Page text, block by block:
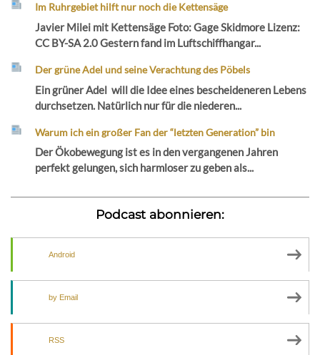
Im Ruhrgebiet hilft nur noch die Kettensäge
Javier Milei mit Kettensäge Foto: Gage Skidmore Lizenz:
CC BY-SA 2.0 Gestern fand im Luftschiffhangar...
Der grüne Adel und seine Verachtung des Pöbels
Ein grüner Adel will die Idee eines bescheideneren Lebens
durchsetzen. Natürlich nur für die niederen...
Warum ich ein großer Fan der “letzten Generation” bin
Der Ökobewegung ist es in den vergangenen Jahren
perfekt gelungen, sich harmloser zu geben als...
Podcast abonnieren:
Android
by Email
RSS